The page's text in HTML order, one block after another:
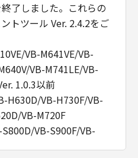
。
客様が本契約のいずれ
場合、直ちに本契約を
きます。
(3)による本契約の終
ソフトウェア」を廃棄
ール済みのすべての
」を消去するものとし
および第５条の規定
了しました。これらの
トツール Ver. 2.4.2をご
VB-M641VE/VB-
VB-M741LE/VB-
1.0.3以前
H630D/VB-H730F/VB-
VB-M720F
VB-S900F/VB-